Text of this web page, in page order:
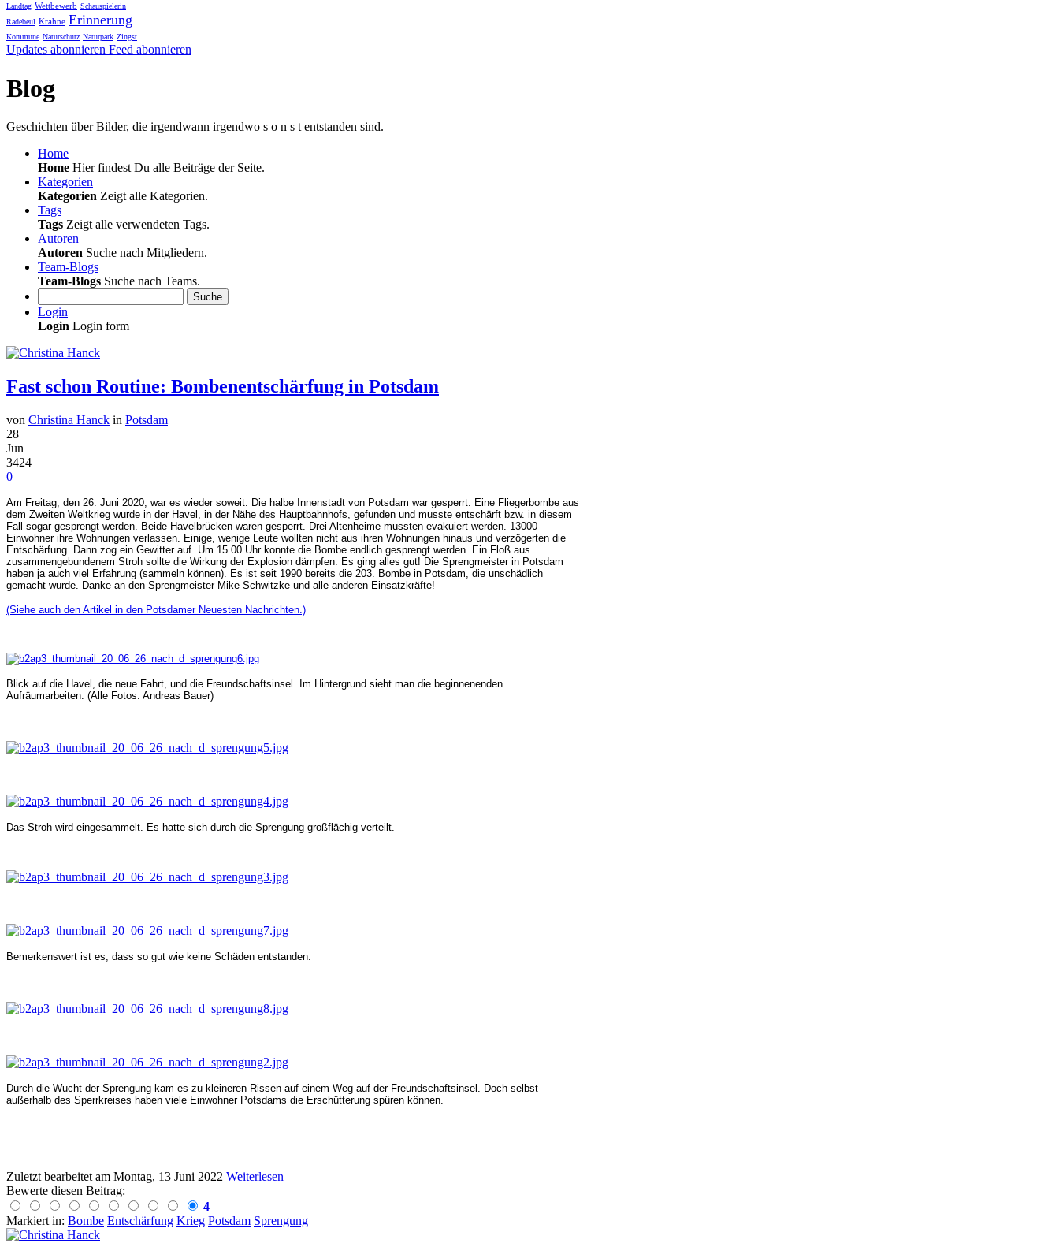
Landtag Wettbewerb Schauspielerin
Radebeul Krahne Erinnerung
Kommune Naturschutz Naturpark Zingst
Updates abonnieren Feed abonnieren
Blog
Geschichten über Bilder, die irgendwann irgendwo s o n s t entstanden sind.
Home
Home Hier findest Du alle Beiträge der Seite.
Kategorien
Kategorien Zeigt alle Kategorien.
Tags
Tags Zeigt alle verwendeten Tags.
Autoren
Autoren Suche nach Mitgliedern.
Team-Blogs
Team-Blogs Suche nach Teams.
Suche
Login
Login Login form
Fast schon Routine: Bombenentschärfung in Potsdam
von Christina Hanck in Potsdam
28
Jun
3424
0
Am Freitag, den 26. Juni 2020, war es wieder soweit: Die halbe Innenstadt von Potsdam war gesperrt. Eine Fliegerbombe aus
dem Zweiten Weltkrieg wurde in der Havel, in der Nähe des Hauptbahnhofs, gefunden und musste entschärft bzw. in diesem
Fall sogar gesprengt werden. Beide Havelbrücken waren gesperrt. Drei Altenheime mussten evakuiert werden. 13000
Einwohner ihre Wohnungen verlassen. Einige, wenige Leute wollten nicht aus ihren Wohnungen hinaus und verzögerten die
Entschärfung. Dann zog ein Gewitter auf. Um 15.00 Uhr konnte die Bombe endlich gesprengt werden. Ein Floß aus
zusammengebundenem Stroh sollte die Wirkung der Explosion dämpfen. Es ging alles gut! Die Sprengmeister in Potsdam
haben ja auch viel Erfahrung (sammeln können). Es ist seit 1990 bereits die 203. Bombe in Potsdam, die unschädlich
gemacht wurde. Danke an den Sprengmeister Mike Schwitzke und alle anderen Einsatzkräfte!
(Siehe auch den Artikel in den Potsdamer Neuesten Nachrichten.)
Blick auf die Havel, die neue Fahrt, und die Freundschaftsinsel. Im Hintergrund sieht man die beginnenenden
Aufräumarbeiten. (Alle Fotos: Andreas Bauer)
Das Stroh wird eingesammelt. Es hatte sich durch die Sprengung großflächig verteilt.
Bemerkenswert ist es, dass so gut wie keine Schäden entstanden.
Durch die Wucht der Sprengung kam es zu kleineren Rissen auf einem Weg auf der Freundschaftsinsel. Doch selbst
außerhalb des Sperrkreises haben viele Einwohner Potsdams die Erschütterung spüren können.
Zuletzt bearbeitet am Montag, 13 Juni 2022 Weiterlesen
Bewerte diesen Beitrag:
4
Markiert in: Bombe Entschärfung Krieg Potsdam Sprengung